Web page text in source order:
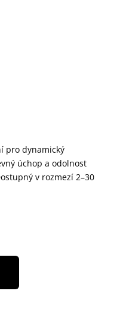
pro dynamický
úchop a odolnost
v rozmezí 2–30